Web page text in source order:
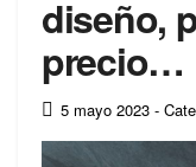
diseño,
precio…
5 mayo 2023 -